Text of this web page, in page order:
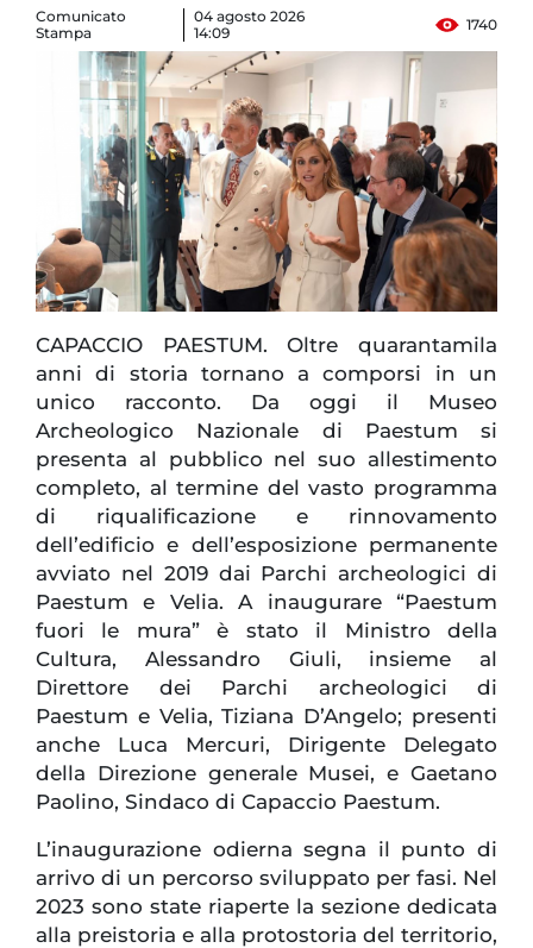
Comunicato
Stampa
04 agosto 2026
14:09
1740
CAPACCIO PAESTUM. Oltre quarantamila
anni di storia tornano a comporsi in un
unico racconto. Da oggi il Museo
Archeologico Nazionale di Paestum si
presenta al pubblico nel suo allestimento
completo, al termine del vasto programma
di riqualificazione e rinnovamento
dell’edificio e dell’esposizione permanente
avviato nel 2019 dai Parchi archeologici di
Paestum e Velia. A inaugurare “Paestum
fuori le mura” è stato il Ministro della
Cultura, Alessandro Giuli, insieme al
Direttore dei Parchi archeologici di
Paestum e Velia, Tiziana D’Angelo; presenti
anche Luca Mercuri, Dirigente Delegato
della Direzione generale Musei, e Gaetano
Paolino, Sindaco di Capaccio Paestum.
L’inaugurazione odierna segna il punto di
arrivo di un percorso sviluppato per fasi. Nel
2023 sono state riaperte la sezione dedicata
alla preistoria e alla protostoria del territorio,